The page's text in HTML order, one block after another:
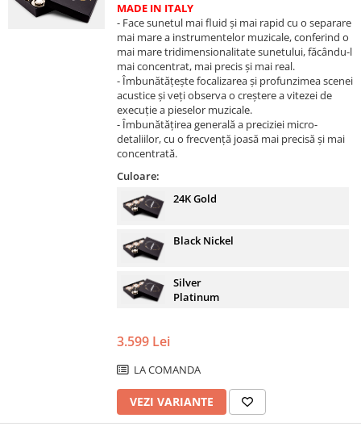
MADE IN ITALY
- Face sunetul mai fluid și mai rapid cu o separare
mai mare a instrumentelor muzicale, conferind o
mai mare tridimensionalitate sunetului, făcându-l
mai concentrat, mai precis și mai real.
- Îmbunătățește focalizarea și profunzimea scenei
acustice și veți observa o creștere a vitezei de
execuție a pieselor muzicale.
- Îmbunătățirea generală a preciziei micro-
detaliilor, cu o frecvență joasă mai precisă și mai
concentrată.
Culoare:
24K Gold
Black Nickel
Silver
Platinum
3.599 Lei
LA COMANDA
VEZI VARIANTE